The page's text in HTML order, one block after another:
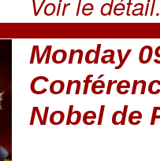
Monday
Nobel de